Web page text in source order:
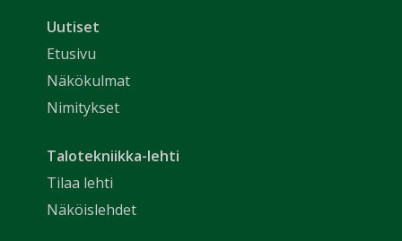
Uutiset
Etusivu
Näkökulmat
Nimitykset
Talotekniikka-lehti
Tilaa lehti
Näköislehdet